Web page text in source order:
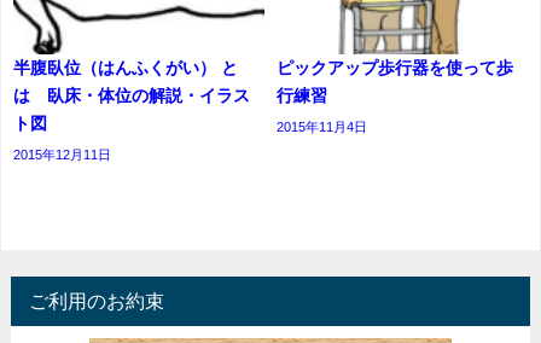
半腹臥位（はんふくがい） と
は 臥床・体位の解説・イラス
ト図
2015年12月11日
ピックアップ歩行器を使って歩
行練習
2015年11月4日
ご利用のお約束